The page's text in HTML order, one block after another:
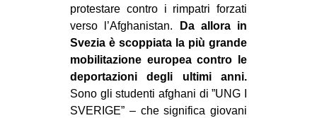
SPORT POPOLARE
MOVIMENTI
AMBIENTE
ANTIFASCISMO
DIRITTO ALL’ABITARE
protestare contro i rimpatri forzati
verso l’Afghanistan.
Da allora in
Svezia è scoppiata la più grande
mobilitazione europea contro le
deportazioni degli ultimi anni.
Sono gli studenti afghani di ”UNG I
SVERIGE” – che significa giovani